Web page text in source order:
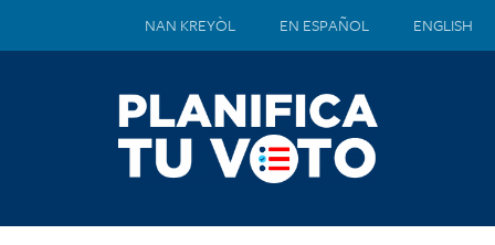
NAN KREYÒL EN ESPAÑOL ENGLISH